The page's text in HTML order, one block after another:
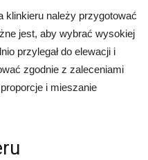
klinkieru należy przygotować
jest, aby wybrać wysokiej
przylegał do elewacji i
zgodnie z zaleceniami
i mieszanie